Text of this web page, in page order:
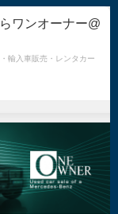
ワンオーナー@
輸入車販売・レンタカー